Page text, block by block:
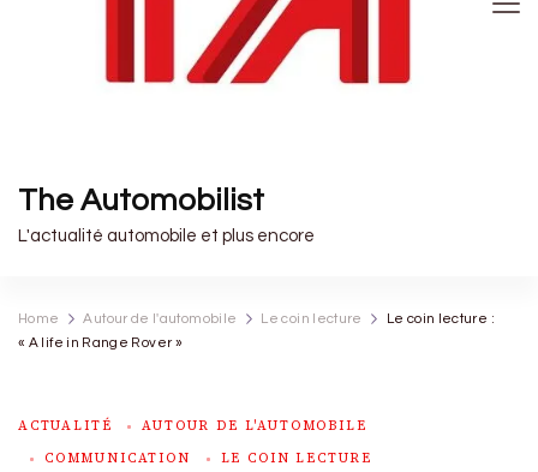
The Automobilist
L'actualité automobile et plus encore
Home Autour de l'automobile Le coin lecture
Le coin lecture :
« A life in Range Rover »
ACTUALITÉ
AUTOUR DE L'AUTOMOBILE
COMMUNICATION
LE COIN LECTURE